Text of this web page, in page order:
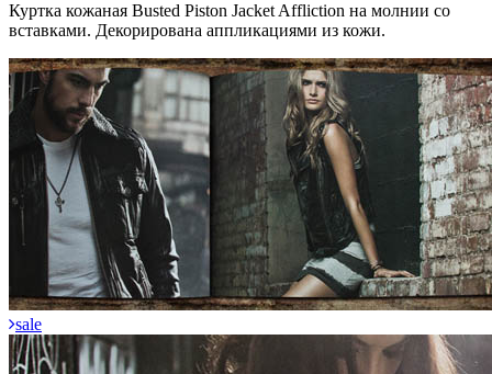
Куртка кожаная Busted Piston Jacket Affliction на молнии со
вставками. Декорирована аппликациями из кожи.
sale